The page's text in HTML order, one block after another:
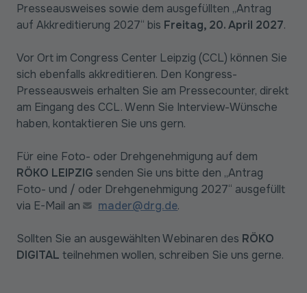
Presseausweises sowie dem ausgefüllten „Antrag
auf Akkreditierung 2027“ bis Freitag, 20. April 2027.
Vor Ort im Congress Center Leipzig (CCL) können Sie
sich ebenfalls akkreditieren. Den Kongress-
Presseausweis erhalten Sie am Pressecounter, direkt
am Eingang des CCL. Wenn Sie Interview-Wünsche
haben, kontaktieren Sie uns gern.
Für eine Foto- oder Drehgenehmigung auf dem
RÖKO LEIPZIG senden Sie uns bitte den „Antrag
Foto- und / oder Drehgenehmigung 2027“ ausgefüllt
via E-Mail an
mader@drg.de.
Sollten Sie an ausgewählten Webinaren des RÖKO
DIGITAL teilnehmen wollen, schreiben Sie uns gerne.